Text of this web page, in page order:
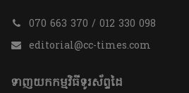
070 663 370 / 012 330 098
editorial@cc-times.com
ទាញយកកម្មវិធីទូរស័ព្ទដៃ